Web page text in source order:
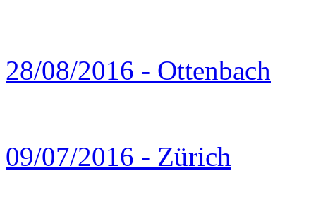
28/08/2016 - Ottenbach
09/07/2016 - Zürich